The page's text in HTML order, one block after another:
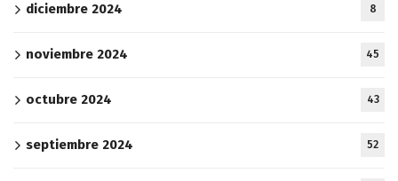
diciembre 2024 8
noviembre 2024 45
octubre 2024 43
septiembre 2024 52